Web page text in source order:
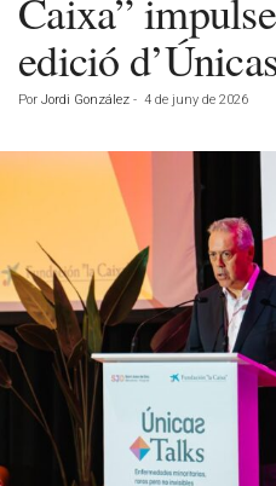
Caixa”
edició
Por Jordi González - 4 de juny de 2026